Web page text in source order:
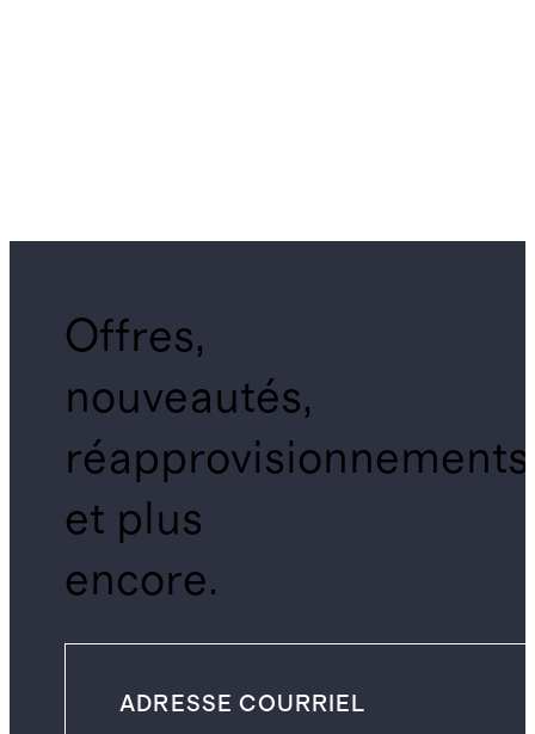
Offres,
nouveautés,
réapprovisionnements
et plus
encore.